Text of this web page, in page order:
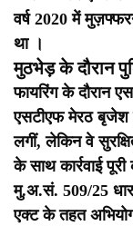
वर्ष 2020 में
था ।
मुठभेड़ के दौरान
फायरिंग के दौरान
एसटीएफ मेरठ बृजेश
लगीं, लेकिन वे
के साथ कार्रवाई पूरी
मु.अ.सं. 509/25
एक्ट के तहत